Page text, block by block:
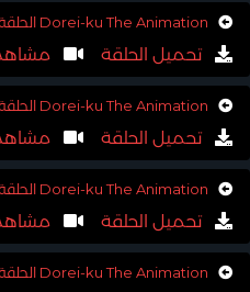
Dorei-ku The Animation الحلقة 4 الرابعة مترجمة اون لاين
تحميل الحلقة
Dorei-ku The Animation الحلقة 5 الخامسة مترجمة اون لاين
تحميل الحلقة
Dorei-ku The Animation الحلقة 6 السادسة مترجمة اون لاين
تحميل الحلقة
Dorei-ku The Animation الحلقة 7 السابعة مترجمة اون لاين